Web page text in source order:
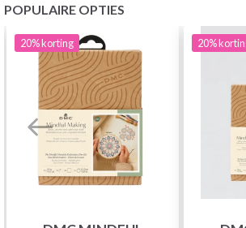
POPULAIRE OPTIES
20%korting 20%